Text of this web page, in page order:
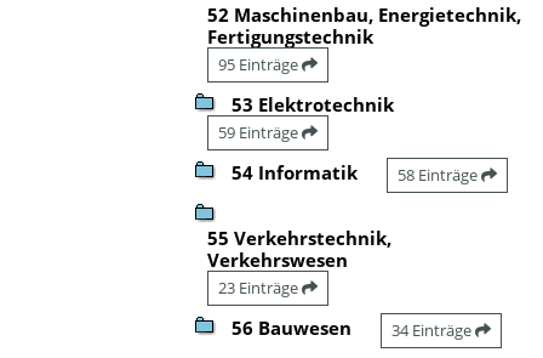
52 Maschinenbau, Energietechnik,
Fertigungstechnik
95 Einträge
53 Elektrotechnik
59 Einträge
54 Informatik 58 Einträge
55 Verkehrstechnik,
Verkehrswesen
23 Einträge
56 Bauwesen 34 Einträge